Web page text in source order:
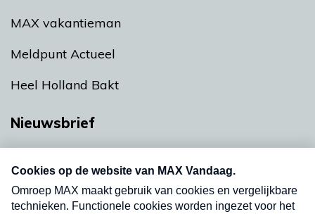
MAX vakantieman
Meldpunt Actueel
Heel Holland Bakt
Nieuwsbrief
nieuwsbrief. Elke vrijdag- en dinsdagochtend in
uw mailbox.